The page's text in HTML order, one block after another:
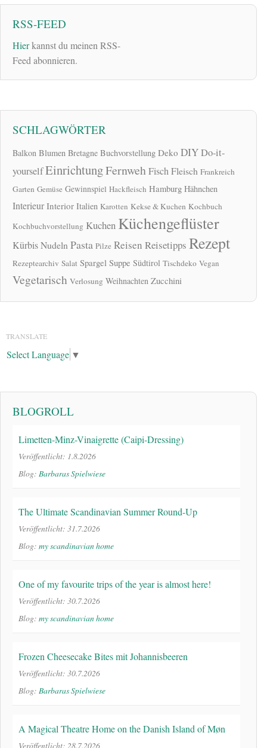
RSS-FEED
Hierkannst du meinen RSS-
Feed abonnieren.
SCHLAGWÖRTER
Balkon Blumen Bretagne Buchvorstellung Deko DIYDo-it-
yourselfEinrichtungFernwehFischFleisch Frankreich
Garten Gemüse Gewinnspiel Hackfleisch Hamburg Hähnchen
Interieur Interior Italien Karotten Kekse & Kuchen Kochbuch
Kochbuchvorstellung Kuchen Küchengeflüster
KürbisNudeln Pasta Pilze Reisen Reisetipps Rezept
Rezeptearchiv Salat Spargel Suppe Südtirol Tischdeko Vegan
Vegetarisch Verlosung Weihnachten Zucchini
TRANSLATE
Select Language ▼
BLOGROLL
Limetten-Minz-Vinaigrette (Caipi-Dressing)
Veröffentlicht: 1.8.2026
Blog: Barbaras Spielwiese
The Ultimate Scandinavian Summer Round-Up
Veröffentlicht: 31.7.2026
Blog: my scandinavian home
One of my favourite trips of the year is almost here!
Veröffentlicht: 30.7.2026
Blog: my scandinavian home
Frozen Cheesecake Bites mit Johannisbeeren
Veröffentlicht: 30.7.2026
Blog: Barbaras Spielwiese
A Magical Theatre Home on the Danish Island of Møn
Veröffentlicht: 28.7.2026